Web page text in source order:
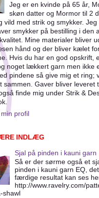
Jeg er en kvinde på 65 år,
skøn datter og Mormor til 2
vild med strik og smykker. Jeg
smykker på bestilling i den
Mine materialer bliver
hånd og der bliver kælet
Hvis du har en god opskrift,
noget lækkert garn men ikke
pindene så give mig et ring;
sammen. Gaver bliver leveret
finde mig under Strik &
profil
INDLÆG
Sjal på pinden i kauni garn
Så er der sørme også et
pinden i kauni garn EQ, det
færdige resultat kan ses
http://www.ravelry.com/
shawl